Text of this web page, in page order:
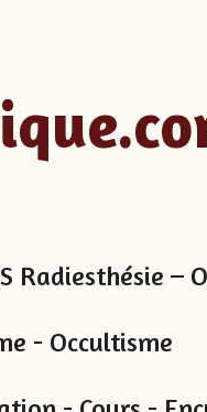
Radiesthésie –
- Occultisme